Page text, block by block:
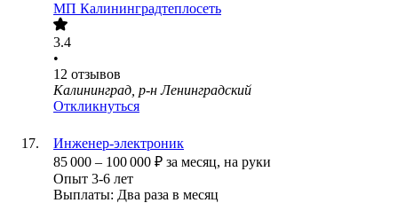
МП Калининградтеплосеть
3.4
•
12 отзывов
Калининград, р-н Ленинградский
Откликнуться
Инженер-электроник
85 000 – 100 000 ₽ за месяц, на руки
Опыт 3-6 лет
Выплаты: Два раза в месяц